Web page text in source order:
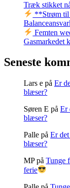
Træk stikket
**Strøm til
Femten
Gasmarkedet
Seneste
Lars e på Er
blæser?
Søren E på Er
blæser?
Palle på Er
blæser?
MPpå Tunge
ferie